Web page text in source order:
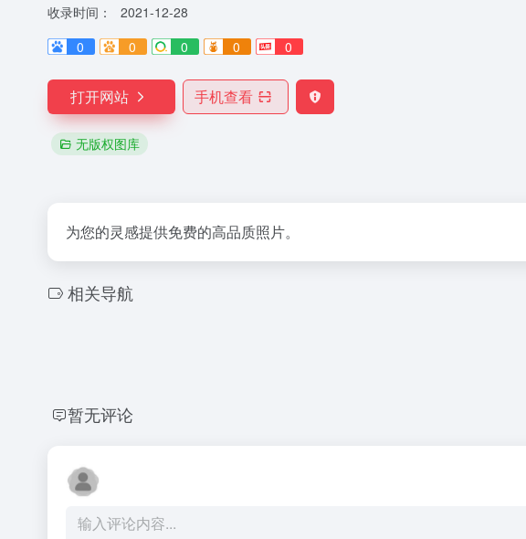
收录时间：
2021-12-28
0
0 0 0 0
打开网站 手机查看
无版权图库
为您的灵感提供免费的高品质照片。
相关导航
暂无评论